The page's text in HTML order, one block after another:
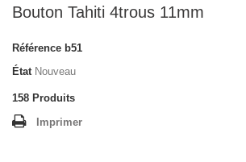
Bouton Tahiti 4trous 11mm
Référence b51
État Nouveau
158 Produits
Imprimer